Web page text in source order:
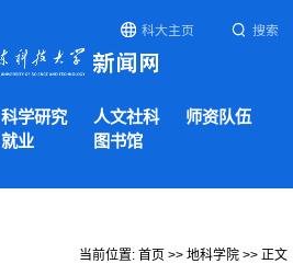
科大主页 搜索
科学研究 人文社科
师资队伍
就业 图书馆
当前位置: 首页 >> 地科学院 >> 正文